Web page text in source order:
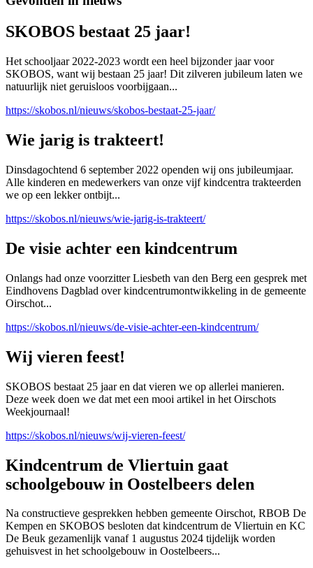
SKOBOS bestaat 25 jaar!
Het schooljaar 2022-2023 wordt een heel bijzonder jaar voor
SKOBOS, want wij bestaan 25 jaar! Dit zilveren jubileum laten we
natuurlijk niet geruisloos voorbijgaan...
https://skobos.nl/nieuws/skobos-bestaat-25-jaar/
Wie jarig is trakteert!
Dinsdagochtend 6 september 2022 openden wij ons jubileumjaar.
Alle kinderen en medewerkers van onze vijf kindcentra trakteerden
we op een lekker ontbijt...
https://skobos.nl/nieuws/wie-jarig-is-trakteert/
De visie achter een kindcentrum
Onlangs had onze voorzitter Liesbeth van den Berg een gesprek met
Eindhovens Dagblad over kindcentrumontwikkeling in de gemeente
Oirschot...
https://skobos.nl/nieuws/de-visie-achter-een-kindcentrum/
Wij vieren feest!
SKOBOS bestaat 25 jaar en dat vieren we op allerlei manieren.
Deze week doen we dat met een mooi artikel in het Oirschots
Weekjournaal!
https://skobos.nl/nieuws/wij-vieren-feest/
Kindcentrum de Vliertuin gaat
schoolgebouw in Oostelbeers delen
Na constructieve gesprekken hebben gemeente Oirschot, RBOB De
Kempen en SKOBOS besloten dat kindcentrum de Vliertuin en KC
De Beuk gezamenlijk vanaf 1 augustus 2024 tijdelijk worden
gehuisvest in het schoolgebouw in Oostelbeers...